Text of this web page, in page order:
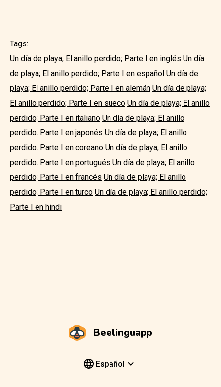
Tags:
Un día de playa; El anillo perdido; Parte I en inglés Un día
de playa; El anillo perdido; Parte I en español Un día de
playa; El anillo perdido; Parte I en alemán Un día de playa;
El anillo perdido; Parte I en sueco Un día de playa; El anillo
perdido; Parte I en italiano Un día de playa; El anillo
perdido; Parte I en japonés Un día de playa; El anillo
perdido; Parte I en coreano Un día de playa; El anillo
perdido; Parte I en portugués Un día de playa; El anillo
perdido; Parte I en francés Un día de playa; El anillo
perdido; Parte I en turco Un día de playa; El anillo perdido;
Parte I en hindi
Beelinguapp
Español